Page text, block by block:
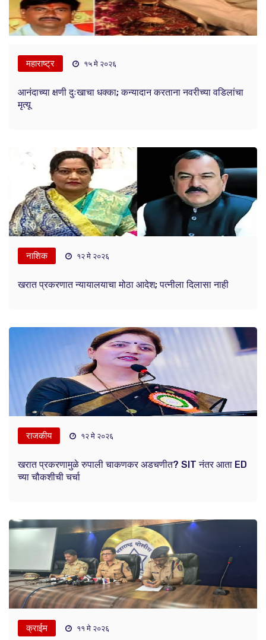
महाराष्ट्र १५ मे २०२६
आनंदाच्या क्षणी दुःखाचा धक्का; कन्यादान करताना नवरीच्या वडिलांचा
मृत्यू
नाशिक १२ मे २०२६
खरात प्रकरणात न्यायालयाचा मोठा आदेश; पत्नीला दिलासा नाही
राजकीय १२ मे २०२६
खरात प्रकरणामुळे रुपाली चाकणकर अडचणीत? SIT नंतर आता ED
च्या चौकशीची चर्चा
क्राईम ११ मे २०२६